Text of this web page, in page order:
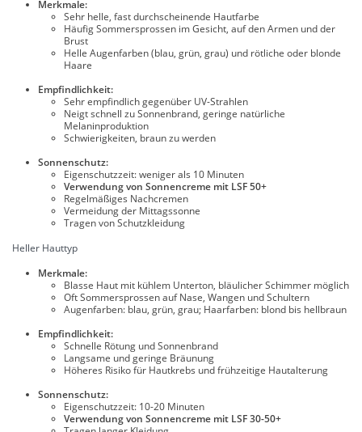
Merkmale:
Sehr helle, fast durchscheinende Hautfarbe
Häufig Sommersprossen im Gesicht, auf den Armen und der
Brust
Helle Augenfarben (blau, grün, grau) und rötliche oder blonde
Haare
Empfindlichkeit:
Sehr empfindlich gegenüber UV-Strahlen
Neigt schnell zu Sonnenbrand, geringe natürliche
Melaninproduktion
Schwierigkeiten, braun zu werden
Sonnenschutz:
Eigenschutzzeit: weniger als 10 Minuten
Verwendung von Sonnencreme mit LSF 50+
Regelmäßiges Nachcremen
Vermeidung der Mittagssonne
Tragen von Schutzkleidung
Heller Hauttyp
Merkmale:
Blasse Haut mit kühlem Unterton, bläulicher Schimmer möglich
Oft Sommersprossen auf Nase, Wangen und Schultern
Augenfarben: blau, grün, grau; Haarfarben: blond bis hellbraun
Empfindlichkeit:
Schnelle Rötung und Sonnenbrand
Langsame und geringe Bräunung
Höheres Risiko für Hautkrebs und frühzeitige Hautalterung
Sonnenschutz:
Eigenschutzzeit: 10-20 Minuten
Verwendung von Sonnencreme mit LSF 30-50+